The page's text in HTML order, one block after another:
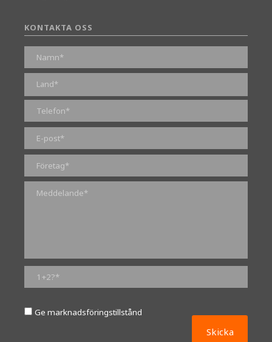
KONTAKTA OSS
0 av 2000 maximalt antal tecken
Ge marknadsföringstillstånd